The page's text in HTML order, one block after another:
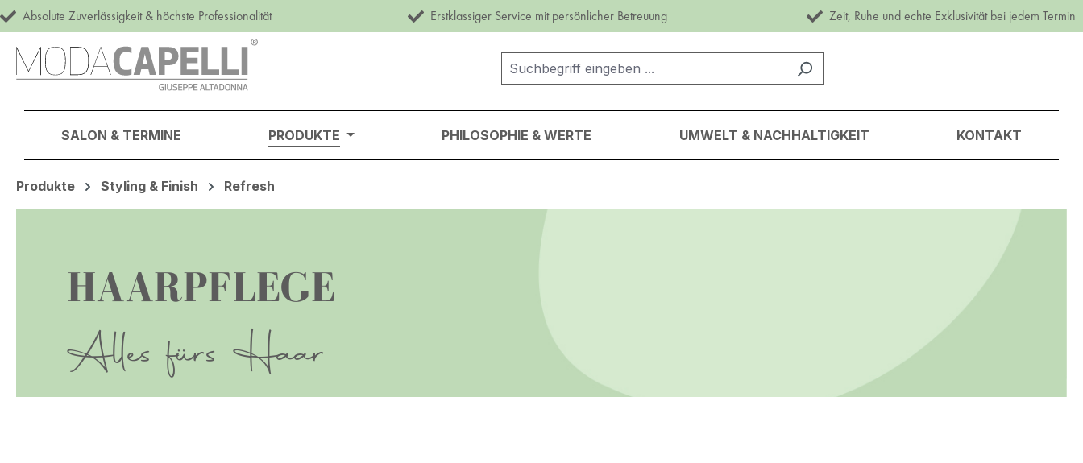
Hauptinhalt springen
Zur Suche springen
Zur Hauptnavigation springen
Absolute Zuverlässigkeit & höchste Professionalität Erstklassiger Service mit persönlicher Betreuung Zeit, Ruhe und echte Exklusivität bei jedem Termin
SALON & TERMINE PRODUKTE PHILOSOPHIE & WERTE UMWELT & NACHHALTIGKEIT KONTAKT
Produkte Styling & Finish Refresh
HAARPFLEGE
Alles fürs Haar